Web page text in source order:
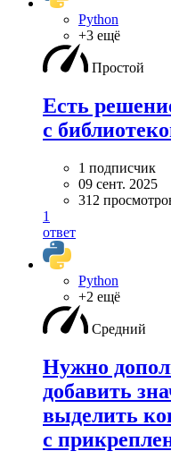
Python
+3 ещё
Простой
Есть
с
1 подписчик
09 сент. 2025
312
1
ответ
Python
+2 ещё
Средний
Нужно
добавить
выделить
с